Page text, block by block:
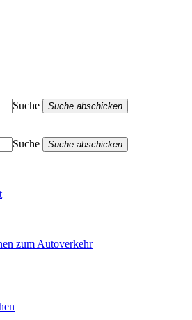
Suche
Suche abschicken
Suche
Suche abschicken
zum Autoverkehr